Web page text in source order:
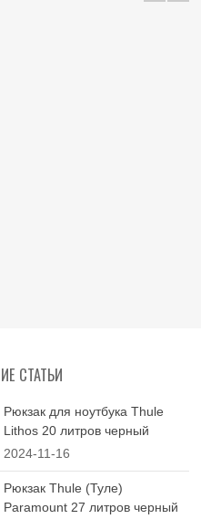
СТАТЬИ
Рюкзак для ноутбука Thule
Lithos 20 литров черный
2024-11-16
Рюкзак Thule (Туле)
Paramount 27 литров черный